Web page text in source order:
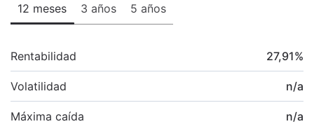
12 meses 3 años 5 años
Rentabilidad 27,91%
Volatilidad n/a
Máxima caída n/a